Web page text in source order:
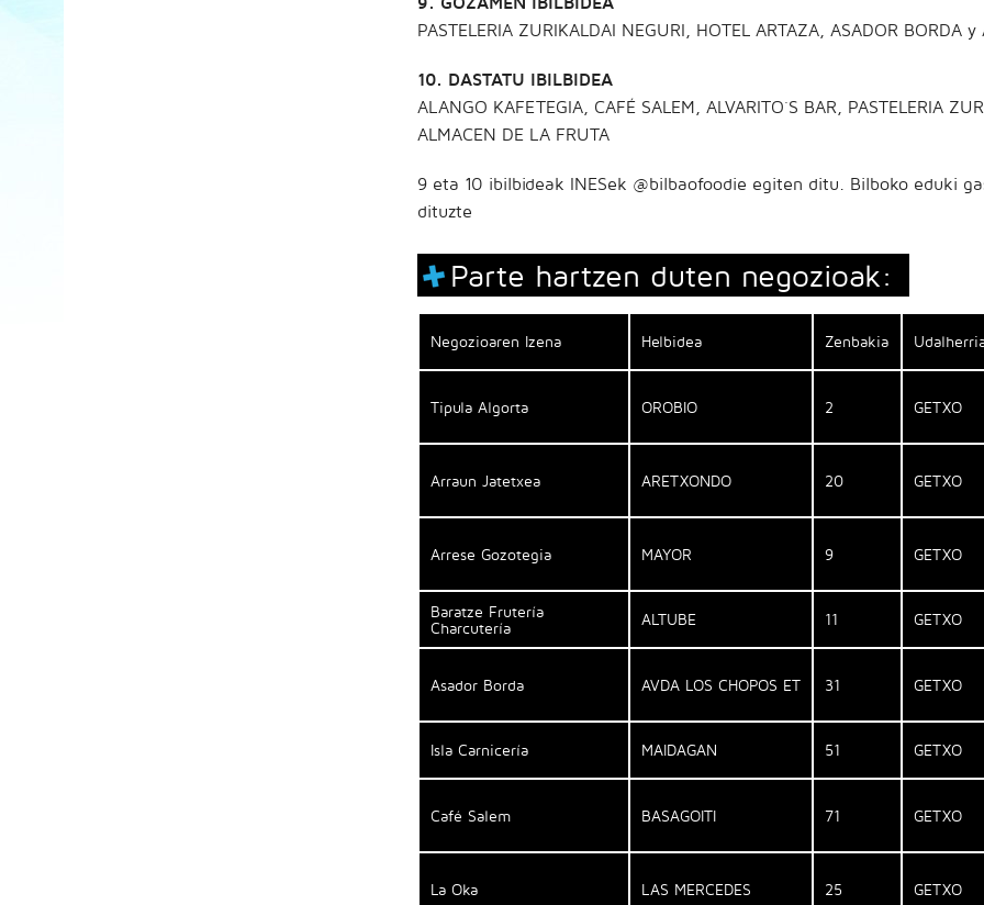
PASTELERIA ZURIKALDAI NEGURI, HOTEL ARTAZA, ASADOR BORDA y
10. DASTATU IBILBIDEA
ALANGO KAFETEGIA, CAFÉ SALEM, ALVARITO´S BAR, PASTELERIA
ALMACEN DE LA FRUTA
9 eta 10 ibilbideak INESek @bilbaofoodie egiten ditu. Bilboko eduki
dituzte
Parte hartzen duten negozioak:
Negozioaren Izena Helbidea Zenbakia
Tipula Algorta OROBIO 2 GETXO
Arraun Jatetxea ARETXONDO 20 GETXO
Arrese Gozotegia MAYOR 9 GETXO
Baratze Frutería
Charcutería
ALTUBE 11 GETXO
Asador Borda AVDA LOS CHOPOS ET 31 GETXO
Isla Carnicería MAIDAGAN 51 GETXO
Café Salem BASAGOITI 71 GETXO
La Oka LAS MERCEDES 25 GETXO